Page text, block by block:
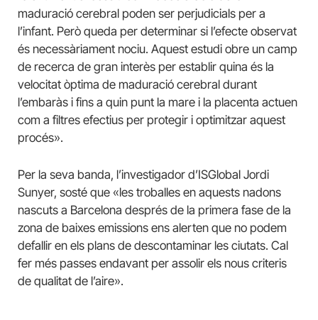
maduració cerebral poden ser perjudicials per a
l’infant. Però queda per determinar si l’efecte observat
és necessàriament nociu. Aquest estudi obre un camp
de recerca de gran interès per establir quina és la
velocitat òptima de maduració cerebral durant
l’embaràs i fins a quin punt la mare i la placenta actuen
com a filtres efectius per protegir i optimitzar aquest
procés».
Per la seva banda, l’investigador d’ISGlobal Jordi
Sunyer, sosté que «les troballes en aquests nadons
nascuts a Barcelona després de la primera fase de la
zona de baixes emissions ens alerten que no podem
defallir en els plans de descontaminar les ciutats. Cal
fer més passes endavant per assolir els nous criteris
de qualitat de l’aire».